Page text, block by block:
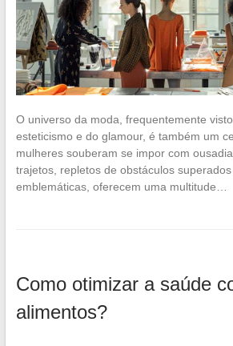
O universo da moda, frequentemente
esteticismo e do glamour, é também um
mulheres souberam se impor com
trajetos, repletos de obstáculos
emblemáticas, oferecem uma multitude…
Como otimizar a saúde
alimentos?